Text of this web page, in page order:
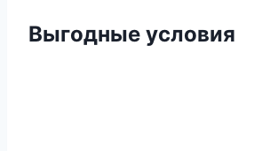
Выгодные условия